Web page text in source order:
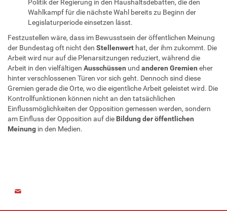
Politik der Regierung in den Haushaltsdebatten, die den
Wahlkampf für die nächste Wahl bereits zu Beginn der
Legislaturperiode einsetzen lässt.
Festzustellen wäre, dass im Bewusstsein der öffentlichen Meinung
der Bundestag oft nicht den Stellenwert hat, der ihm zukommt. Die
Arbeit wird nur auf die Plenarsitzungen reduziert, während die
Arbeit in den vielfältigen Ausschüssen und anderen Gremien eher
hinter verschlossenen Türen vor sich geht. Dennoch sind diese
Gremien gerade die Orte, wo die eigentliche Arbeit geleistet wird. Die
Kontrollfunktionen können nicht an den tatsächlichen
Einflussmöglichkeiten der Opposition gemessen werden, sondern
am Einfluss der Opposition auf die Bildung der öffentlichen
Meinung in den Medien.